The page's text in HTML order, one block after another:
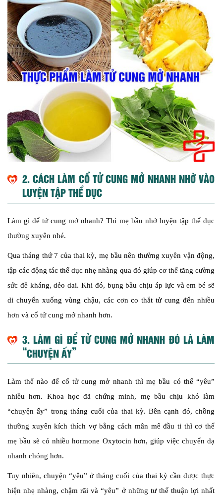
2. CÁCH LÀM CỔ TỬ CUNG MỞ NHANH NHỜ VÀO
LUYỆN TẬP THỂ DỤC
Làm gì để tử cung mở nhanh? Thì mẹ bầu nhớ luyện tập thể dục
thường xuyên nhé.
Qua tháng thứ 7 của thai kỳ, mẹ bầu nên thường xuyên vận động,
tập các động tác thể dục nhẹ nhàng qua đó giúp cơ thể tăng cường
sức đề kháng, dẻo dai. Khi đó, bụng bầu chịu áp lực và em bé sẽ
di chuyển xuống vùng chậu, các cơn co thắt tử cung đến nhiều
hơn và cổ tử cung mở nhanh hơn.
3. LÀM GÌ ĐỂ TỬ CUNG MỞ NHANH ĐÓ LÀ LÀM
“CHUYỆN ẤY”
Làm thế nào để cổ tử cung mở nhanh thì mẹ bầu có thể “yêu”
nhiều hơn. Khoa học đã chứng minh, mẹ bầu chịu khó làm
“chuyện ấy” trong tháng cuối của thai kỳ. Bên cạnh đó, chồng
thường xuyên kích thích vợ bằng cách mân mê đầu ti thì cơ thể
mẹ bầu sẽ có nhiều hormone Oxytocin hơn, giúp việc chuyển dạ
nhanh chóng hơn.
Tuy nhiên, chuyện “yêu” ở tháng cuối của thai kỳ cần được thực
hiện nhẹ nhàng, chậm rãi và “yêu” ở những tư thế thuận lợi nhất